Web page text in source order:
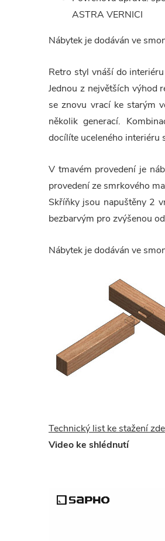
ASTRA VERNICI
Nábytek je dodáván ve
Retro styl vnáší do
Jednou z největších výhod
se znovu vrací ke starým
několik generací.
docílíte uceleného interiéru
V tmavém provedení je
provedení ze smrkového
Skříňky jsou napuštěny 2
bezbarvým pro zvýšenou
Nábytek je dodáván ve
Technický list ke stažení zde
Video ke shlédnutí